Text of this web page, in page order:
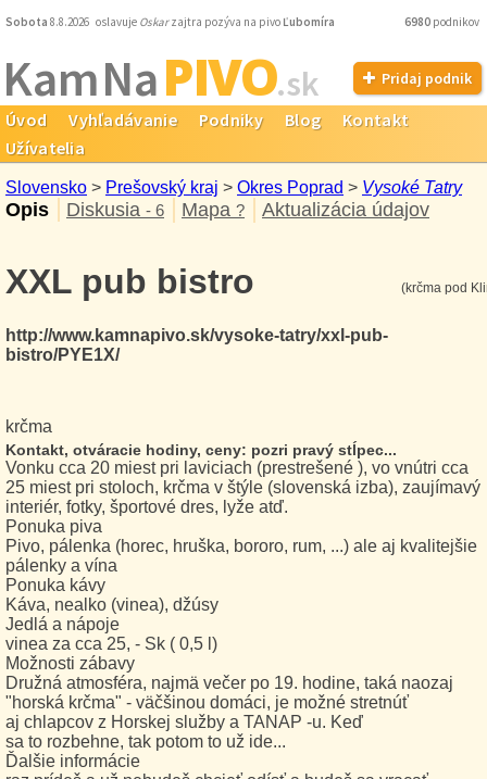
Sobota 8.8.2026 oslavuje Oskarzajtra pozýva na pivo Ľubomíra 6980 podnikov
Kam NaPIVO.sk Pridaj podnik
Úvod Vyhľadávanie Podniky Blog
Kontakt
Užívatelia
Slovensko > Prešovský kraj > Okres Poprad > Vysoké Tatry
Opis Diskusia - 6 Mapa ? Aktualizácia údajov
XXL pub bistro
http://www.kamnapivo.sk/vysoke-tatry/xxl-pub-
bistro/PYE1X/
krčma
(krčma pod
Kontakt, otváracie hodiny, ceny: pozri pravý stĺpec...
Vonku cca 20 miest pri laviciach (prestrešené ), vo vnútri cca
25 miest pri stoloch, krčma v štýle (slovenská izba), zaujímavý
interiér, fotky, športové dres, lyže atď.
Ponuka piva
Pivo, pálenka (horec, hruška, bororo, rum, ...) ale aj kvalitejšie
pálenky a vína
Ponuka kávy
Káva, nealko (vinea), džúsy
Jedlá a nápoje
vinea za cca 25, - Sk ( 0,5 l)
Možnosti zábavy
Družná atmosféra, najmä večer po 19. hodine, taká naozaj
"horská krčma" - väčšinou domáci, je možné stretnúť
aj chlapcov z Horskej služby a TANAP -u. Keď
sa to rozbehne, tak potom to už ide...
Ďalšie informácie